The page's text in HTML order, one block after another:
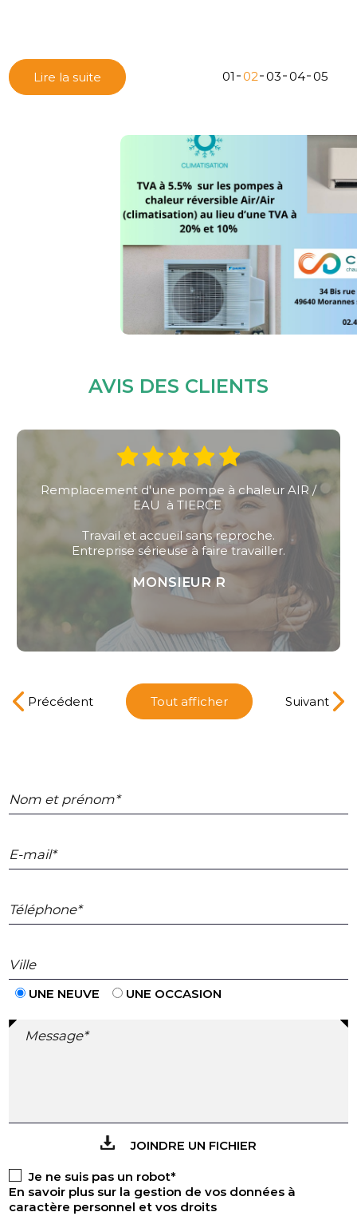
Lire la suite 01 02 03 04 05
AVIS DES CLIENTS
AIR /
Installation d'une pompe à chaleur
remplacement d'une chaudière
Bonne qualité
MONSIEUR TRICOT
Précédent Tout afficher Suivant
Nom et prénom*
E-mail*
Téléphone*
Ville
UNE NEUVE UNE OCCASION
Message*
JOINDRE UN FICHIER
Je ne suis pas un robot*
En savoir plus sur la gestion de vos données à
caractère personnel et vos droits